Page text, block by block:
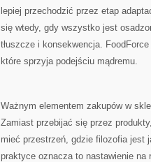
lepiej przechodzić przez etap
się wtedy, gdy wszystko jest
tłuszcze i konsekwencja.
które sprzyja podejściu mądremu.
Ważnym elementem zakupów w
Zamiast przebijać się przez
mieć przestrzeń, gdzie filozofia jest
praktyce oznacza to nastawienie